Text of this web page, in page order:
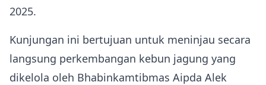
2025.
Kunjungan ini bertujuan untuk meninjau secara
langsung perkembangan kebun jagung yang
dikelola oleh Bhabinkamtibmas Aipda Alek